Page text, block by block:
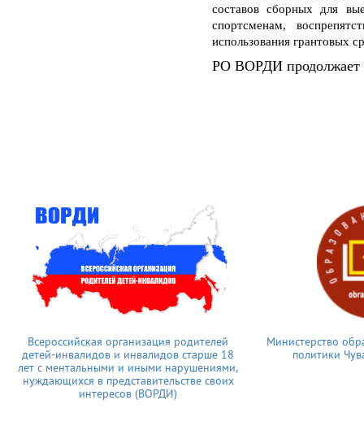
составов сборных для
спортсменам,
использования грантовых
РО ВОРДИ продолжает
Всероссийская организация родителей
детей-инвалидов и инвалидов старше 18
лет с ментальными и иными нарушениями,
нуждающихся в представительстве своих
интересов (ВОРДИ)
Министерство
политики